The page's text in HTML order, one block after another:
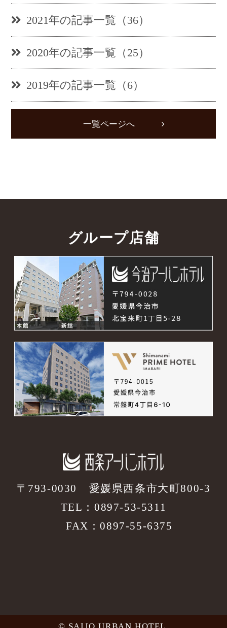
2021年の記事一覧（36）
2020年の記事一覧（25）
2019年の記事一覧（6）
一覧ページへ
グループ店舗
〒793-0030
愛媛県西条市大町800-3
TEL：0897-53-5311
FAX：0897-55-6375